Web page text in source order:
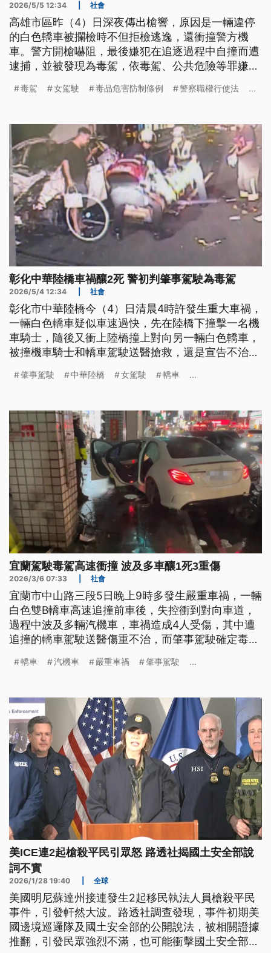
2026/5/5 12:34 社會
高雄市區昨（4）日深夜傳出槍響，原因是一輛違停
的白色轎車被攔檢時不但拒檢逃逸，還衝撞警方機
車。警方開槍嚇阻，最後嫌犯在追逐過程中自撞而遭
逮捕，並被發現為毒駕，依毒駕、公共危險等罪嫌移
2命；警政署表示會持續強力執法，並推動包含提高
毒駕 女駕駛 毒品危害防制條例 警察職權行使法 ...
彰化中華陸橋車禍釀2死 警初判肇事駕駛為毒駕
2026/5/4 12:34 社會
彰化市中華陸橋今（4）日清晨4時許發生重大車禍，
一輛白色轎車疑似車速過快，先在陸橋下撞擊一名機
車騎士，隨後又衝上陸橋撞上對向另一輛白色轎車，
被撞機車騎士和轎車駕駛送醫搶救，還是宣告不治。
檢驗，確定體內驗出安非他命，將他依法送辦。
肇事駕駛 中華陸橋 女駕駛 轎車 ...
宜蘭駕駛毒駕高速衝撞 波及多車釀1死3重傷
2026/3/6 07:33 社會
宜蘭市中山路三段5日晚上9時多發生嚴重車禍，一輛
白色雙B轎車高速追撞前車後，失控衝到對向車道，
過程中波及多輛汽機車，車禍造成4人受傷，其中遭
追撞的轎車駕駛送醫傷重不治，而肇事駕駛確定毒
轎車 汽機車 嚴重車禍 肇事駕駛 ...
美ICE連2起槍殺平民引眾怒 路透社揭國土安全部說
詞不實
2026/1/28 19:40 全球
美國明尼蘇達州接連發生2起移民執法人員槍殺平民
事件，引發軒然大波。路透社調查發現，事件初期美
國邊境巡邏隊及國土安全部的公開說法，被相關證據
推翻，引發民眾強烈不滿，也可能衝擊國土安全部的